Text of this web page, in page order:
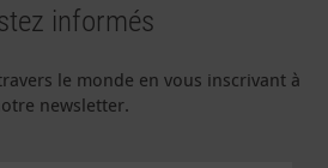
informés
le monde en vous inscrivant à
newsletter.